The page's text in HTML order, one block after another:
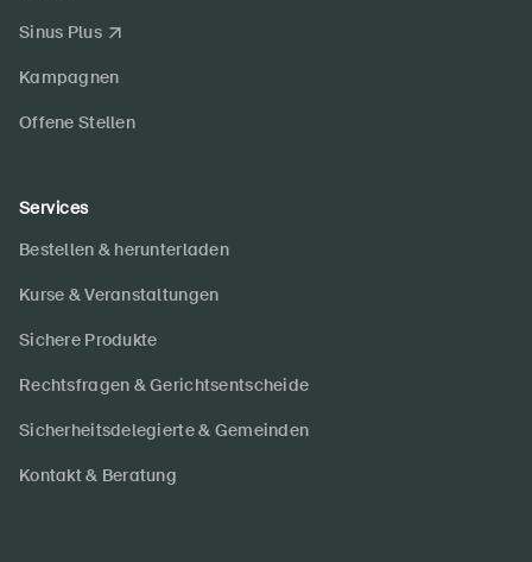
Sinus Plus
Kampagnen
Offene Stellen
Services
Bestellen & herunterladen
Kurse & Veranstaltungen
Sichere Produkte
Rechtsfragen & Gerichtsentscheide
Sicherheitsdelegierte & Gemeinden
Kontakt & Beratung